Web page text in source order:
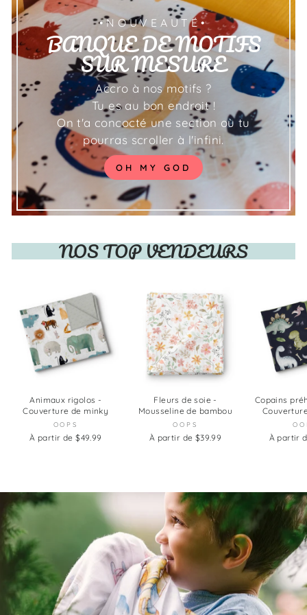
•NOUVEAUTÉ•
BANQUE DE MOTIFS
SUR MESURE
Accro à nos motifs ?
Tu es au bon endroit !
On t'a concocté une section où tu
pourras scroller à l'infini.
OH MY GOD
NOS TOP VENDEURS
Animaux rigolos -
Couverture de minky
OOPS
À partir de $49.99
Fleurs de soie -
Mousseline de bambou
OOPS
À partir de $39.99
Copains
À partir